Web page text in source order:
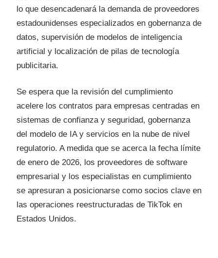
lo que desencadenará la demanda de proveedores
estadounidenses especializados en gobernanza de
datos, supervisión de modelos de inteligencia
artificial y localización de pilas de tecnología
publicitaria.
Se espera que la revisión del cumplimiento
acelere los contratos para empresas centradas en
sistemas de confianza y seguridad, gobernanza
del modelo de IA y servicios en la nube de nivel
regulatorio. A medida que se acerca la fecha límite
de enero de 2026, los proveedores de software
empresarial y los especialistas en cumplimiento
se apresuran a posicionarse como socios clave en
las operaciones reestructuradas de TikTok en
Estados Unidos.